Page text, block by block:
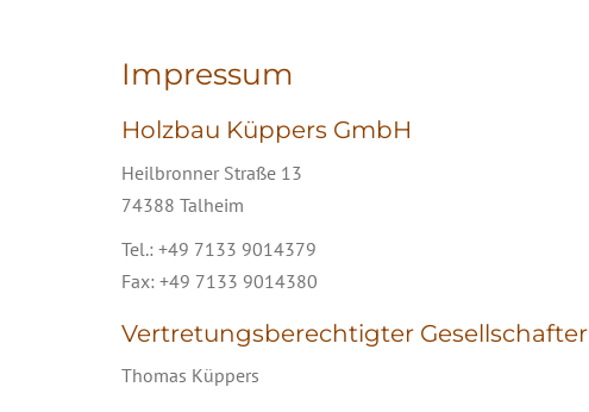
Impressum
Holzbau Küppers GmbH
Heilbronner Straße 13
74388 Talheim
Tel.: +49 7133 9014379
Fax: +49 7133 9014380
Vertretungsberechtigter Gesellschafter
Thomas Küppers